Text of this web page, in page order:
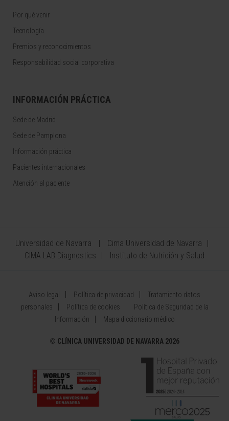
Por qué venir
Tecnología
Premios y reconocimientos
Responsabilidad social corporativa
INFORMACIÓN PRÁCTICA
Sede de Madrid
Sede de Pamplona
Información práctica
Pacientes internacionales
Atención al paciente
Universidad de Navarra
Cima Universidad de Navarra
CIMA LAB Diagnostics
Instituto de Nutrición y Salud
Aviso legal Política de privacidad
Tratamiento datos
personales
Política de cookies
Política de Seguridad de la
Información
Mapa diccionario médico
© CLÍNICA UNIVERSIDAD DE NAVARRA 2026